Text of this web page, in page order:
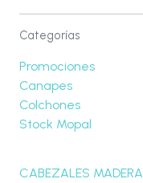
Categorías
Promociones
Canapes
Colchones
Stock Mopal
CABEZALES MADERA